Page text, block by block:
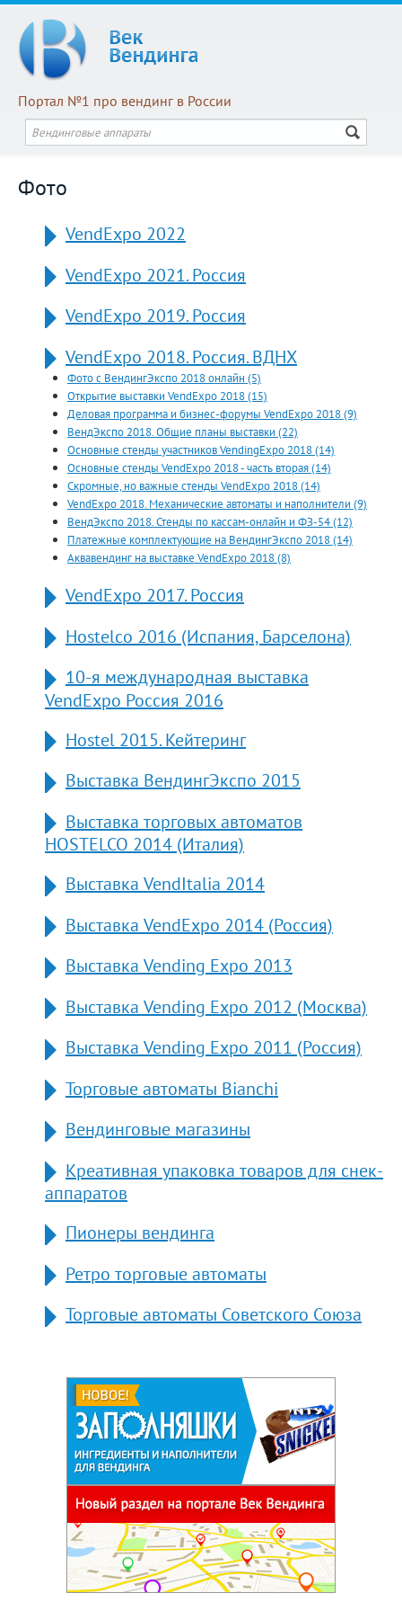
Портал №1 про вендинг в России
Фото
VendExpo 2022
VendExpo 2021. Россия
VendExpo 2019. Россия
VendExpo 2018. Россия. ВДНХ
Фото с ВендингЭкспо 2018 онлайн (5)
Открытие выставки VendExpo 2018 (15)
Деловая программа и бизнес-форумы VendExpo 2018 (9)
ВендЭкспо 2018. Общие планы выставки (22)
Основные стенды участников VendingExpo 2018 (14)
Основные стенды VendExpo 2018 - часть вторая (14)
Скромные, но важные стенды VendExpo 2018 (14)
VendExpo 2018. Механические автоматы и наполнители (9)
ВендЭкспо 2018. Стенды по кассам-онлайн и ФЗ-54 (12)
Платежные комплектующие на ВендингЭкспо 2018 (14)
Аквавендинг на выставке VendExpo 2018 (8)
VendExpo 2017. Россия
Hostelco 2016 (Испания, Барселона)
10-я международная выставка
VendExpo Россия 2016
Hostel 2015. Кейтеринг
Выставка ВендингЭкспо 2015
Выставка торговых автоматов
HOSTELCO 2014 (Италия)
Выставка VendItalia 2014
Выставка VendExpo 2014 (Россия)
Выставка Vending Expo 2013
Выставка Vending Expo 2012 (Москва)
Выставка Vending Expo 2011 (Россия)
Торговые автоматы Bianchi
Вендинговые магазины
Креативная упаковка товаров для снек-
аппаратов
Пионеры вендинга
Ретро торговые автоматы
Торговые автоматы Советского Союза